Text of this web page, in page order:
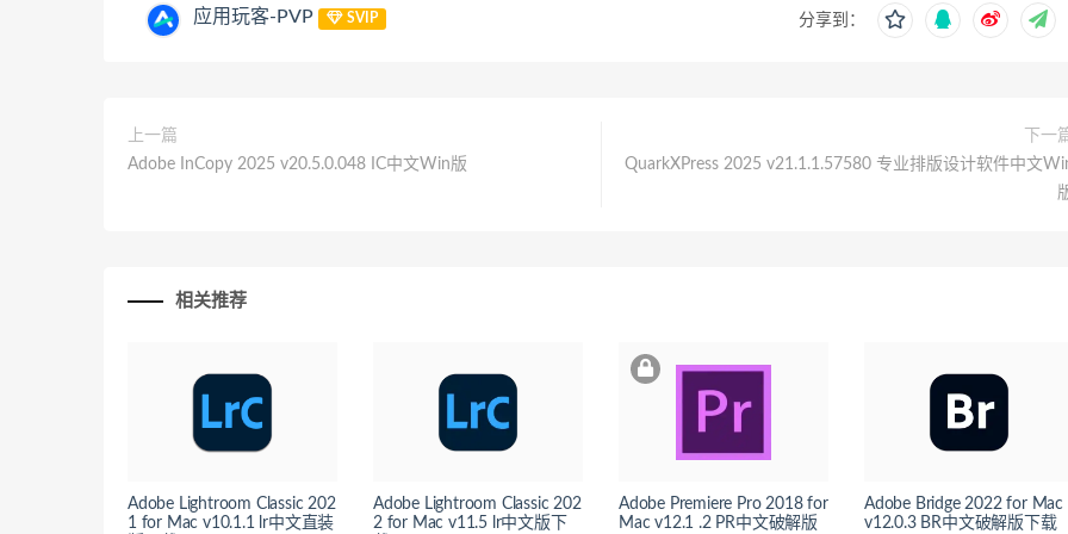
应用玩客-PVP SVIP 分享到：
上一篇
Adobe InCopy 2025 v20.5.0.048 IC中文Win版
下一
QuarkXPress 2025 v21.1.1.57580 专业排版设计软件中文
相关推荐
Adobe Lightroom Classic 202
1 for Mac v10.1.1 lr中文直装
Adobe Lightroom Classic 202
2 for Mac v11.5 lr中文版下
Adobe Premiere Pro 2018 for
Mac v12.1 .2 PR中文破解版
Adobe Bridge 2022 for Mac
v12.0.3 BR中文破解版下载